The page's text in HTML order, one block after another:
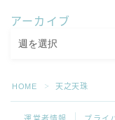
アーカイブ
HOME ＞ 天之天珠